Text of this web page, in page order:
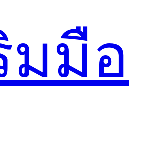
มมือ